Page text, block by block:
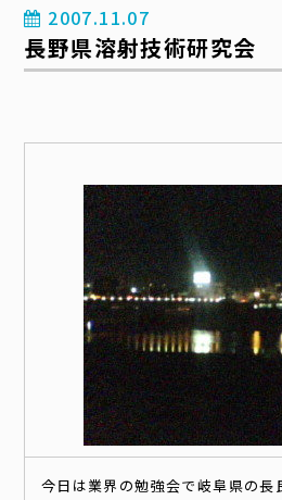
2007.11.07
長野県溶射技術研究会
今日は業界の勉強会で岐阜県の長